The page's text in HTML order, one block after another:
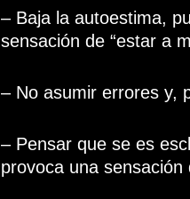
– Baja la autoestima,
sensación de “estar a
– No asumir errores y,
– Pensar que se es
provoca una sensación